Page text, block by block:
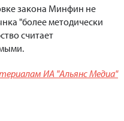
закона Минфин не
"более методически
считает
ИА "Альянс Медиа"